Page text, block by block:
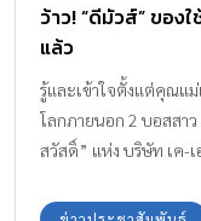
ว้าว! “ดีมัวส์” ของ
แล้ว
รู้และเข้าใจตั้งแต่คุณแ
โลกภายนอก 2 บอสสา
สวัสดิ์” แห่ง บริษัท เค-
หวังส่วนแบ่งตลาด 15